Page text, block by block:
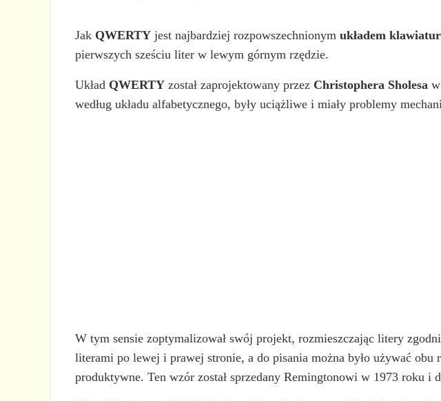
Jak QWERTY jest najbardziej rozpowszechnionymukładem
pierwszych sześciu liter w lewym górnym rzędzie.
Układ QWERTY został zaprojektowany przez Christophera Sholesa
według układu alfabetycznego, były uciążliwe i miały problemy
W tym sensie zoptymalizował swój projekt, rozmieszczając litery
literami po lewej i prawej stronie, a do pisania można było używać
produktywne. Ten wzór został sprzedany Remingtonowi w 1973 roku